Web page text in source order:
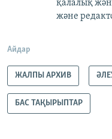
қалалық
және
Айдар
ЖАЛПЫ АРХИВ
БАС ТАҚЫРЫПТАР